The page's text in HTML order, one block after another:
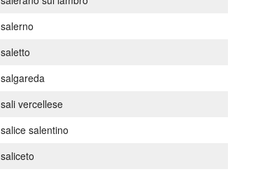
salerno
saletto
salgareda
sali vercellese
salice salentino
saliceto